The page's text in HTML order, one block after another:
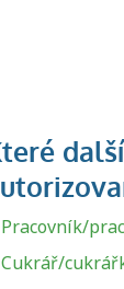
Pracovník/
Cukrář/